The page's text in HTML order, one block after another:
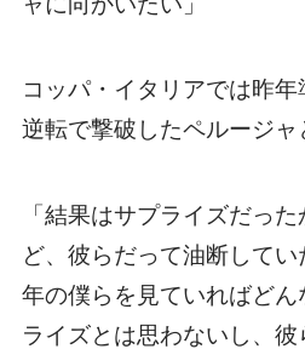
コッパ・イタリアでは昨
逆転で撃破したペルージャ
「結果はサプライズだっ
ど、彼らだって油断して
年の僕らを見ていればど
ライズとは思わないし、